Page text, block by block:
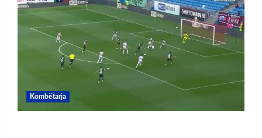
Kombëtarja